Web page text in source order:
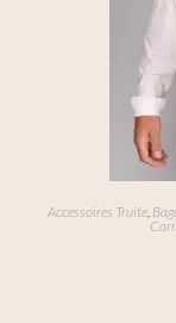
Accessoires Truite